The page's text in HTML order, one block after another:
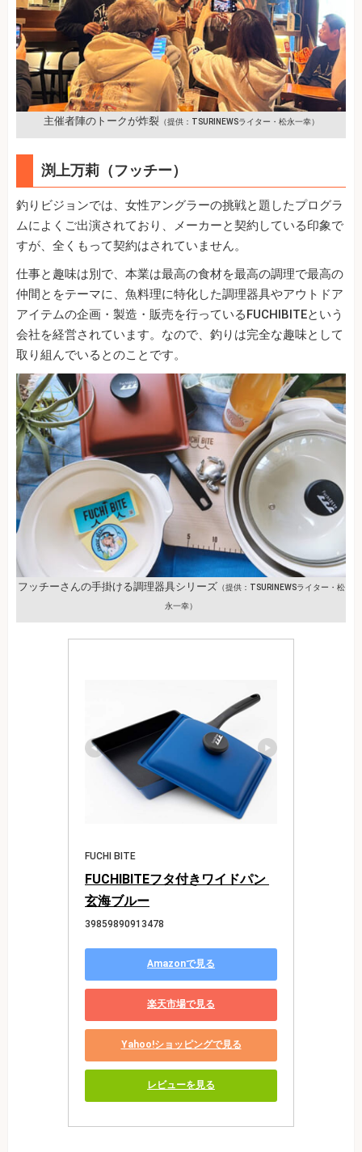
主催者陣のトークが炸裂（提供：TSURINEWSライター・松永一幸）
渕上万莉（フッチー）
釣りビジョンでは、女性アングラーの挑戦と題したプログラ
ムによくご出演されており、メーカーと契約している印象で
すが、全くもって契約はされていません。
仕事と趣味は別で、本業は最高の食材を最高の調理で最高の
仲間とをテーマに、魚料理に特化した調理器具やアウトドア
アイテムの企画・製造・販売を行っているFUCHIBITEという
会社を経営されています。なので、釣りは完全な趣味として
取り組んでいるとのことです。
フッチーさんの手掛ける調理器具シリーズ （提供：TSURINEWSライター・松
永一幸）
FUCHI BITE
FUCHIBITEフタ付きワイドパン
玄海ブルー
39859890913478
Amazonで見る
楽天市場で見る
Yahoo!ショッピングで見る
レビューを見る